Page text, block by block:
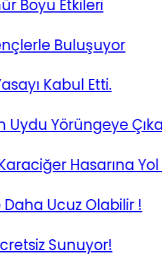
Etkileri
Buluşuyor
Kabul Etti.
Yörüngeye Çıkarıldı
Hasarına Yol
Ucuz Olabilir !
Sunuyor!